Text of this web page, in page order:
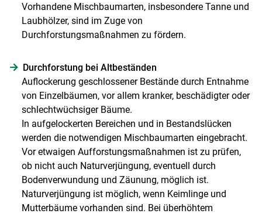
Vorhandene Mischbaumarten, insbesondere Tanne und
Laubhölzer, sind im Zuge von
Durchforstungsmaßnahmen zu fördern.
Durchforstung bei Altbeständen
Auflockerung geschlossener Bestände durch Entnahme
von Einzelbäumen, vor allem kranker, beschädigter oder
schlechtwüchsiger Bäume.
In aufgelockerten Bereichen und in Bestandslücken
werden die notwendigen Mischbaumarten eingebracht.
Vor etwaigen Aufforstungsmaßnahmen ist zu prüfen,
ob nicht auch ­Naturverjüngung, eventuell durch
Bodenverwundung und Zäunung, möglich ist.
Naturverjüngung ist möglich, wenn Keimlinge und
Mutterbäume vorhanden sind. Bei überhöhtem